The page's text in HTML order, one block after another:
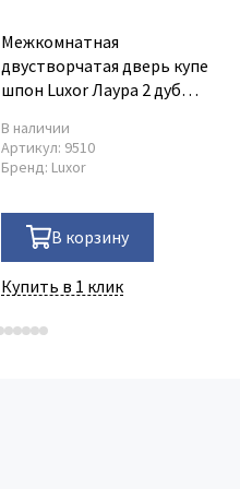
Межкомнатная
двустворчатая дверь купе
шпон Luxor Лаура 2 дуб
В наличии
Артикул: 9510
Бренд: Luxor
В корзину
Купить в 1 клик